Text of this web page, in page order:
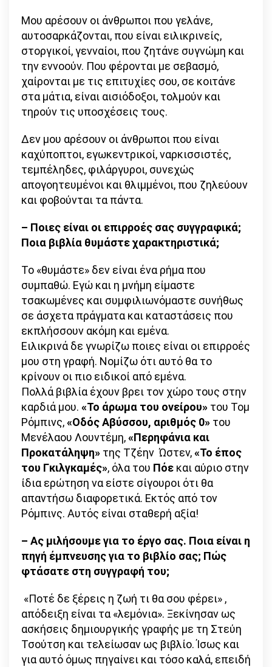
Μου αρέσουν οι άνθρωποι που γελάνε,
αυτοσαρκάζονται, που είναι ειλικρινείς,
στοργικοί, γενναίοι, που ζητάνε συγνώμη και
την εννοούν. Που φέρονται με σεβασμό,
χαίρονται με τις επιτυχίες σου, σε κοιτάνε
στα μάτια, είναι αισιόδοξοι, τολμούν και
τηρούν τις υποσχέσεις τους.
Δεν μου αρέσουν οι άνθρωποι που είναι
καχύποπτοι, εγωκεντρικοί, ναρκισσιστές,
τεμπέληδες, φιλάργυροι, συνεχώς
απογοητευμένοι και θλιμμένοι, που ζηλεύουν
και φοβούνται τα πάντα.
– Ποιες είναι οι επιρροές σας συγγραφικά;
Ποια βιβλία θυμάστε χαρακτηριστικά;
Το «θυμάστε» δεν είναι ένα ρήμα που
συμπαθώ. Εγώ και η μνήμη είμαστε
τσακωμένες και συμφιλιωνόμαστε συνήθως
σε άσχετα πράγματα και καταστάσεις που
εκπλήσσουν ακόμη και εμένα.
Ειλικρινά δε γνωρίζω ποιες είναι οι επιρροές
μου στη γραφή. Νομίζω ότι αυτό θα το
κρίνουν οι πιο ειδικοί από εμένα.
Πολλά βιβλία έχουν βρει τον χώρο τους στην
καρδιά μου. «Το άρωμα του ονείρου» του Τομ
Ρόμπινς,«Οδός Αβύσσου, αριθμός 0» του
Μενέλαου Λουντέμη,«Περηφάνια και
Προκατάληψη» της Τζέην Ώστεν,«Το έπος
του Γκιλγκαμές», όλα του Πόε και αύριο στην
ίδια ερώτηση να είστε σίγουροι ότι θα
απαντήσω διαφορετικά. Εκτός από τον
Ρόμπινς. Αυτός είναι σταθερή αξία!
– Aς μιλήσουμε για το έργο σας. Ποια είναι η
πηγή έμπνευσης για το βιβλίο σας; Πώς
φτάσατε στη συγγραφή του;
«Ποτέ δε ξέρεις η ζωή τι θα σου φέρει» ,
απόδειξη είναι τα «λεμόνια». Ξεκίνησαν ως
ασκήσεις δημιουργικής γραφής με τη Στεύη
Τσούτση και τελείωσαν ως βιβλίο. Ίσως και
για αυτό όμως πηγαίνει και τόσο καλά, επειδή